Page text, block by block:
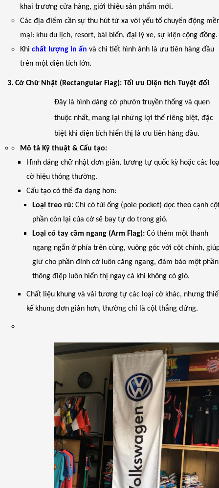
khai trương cửa hàng, giới thiệu sản phẩm mới.
Các địa điểm cần sự thu hút từ xa với yếu tố chuyển động
mại: khu du lịch, resort, bãi biển, đại lý xe, sự kiện cộng đồng.
Khichất lượng in ấn và chi tiết hình ảnh là ưu tiên hàng đầu
trên một diện tích lớn.
3. Cờ Chữ Nhật (Rectangular Flag): Tối ưu Diện tích Tuyệt đối
Đây là hình dáng cờ phướn truyền thống và quen
thuộc nhất, mang lại những lợi thế riêng biệt, đặc
biệt khi diện tích hiển thị là ưu tiên hàng đầu.
Mô tả Kỹ thuật & Cấu tạo:
Hình dáng chữ nhật đơn giản, tương tự quốc kỳ hoặc các
cờ hiệu thông thường.
Cấu tạo có thể đa dạng hơn:
Loại treo rủ: Chỉ có túi ống (pole pocket) dọc theo cạnh
phần còn lại của cờ sẽ bay tự do trong gió.
Loại có tay cầm ngang (Arm Flag): Có thêm một thanh
ngang ngắn ở phía trên cùng, vuông góc với cột chính,
giữ cho phần đỉnh cờ luôn căng ngang, đảm bảo một phần
thông điệp luôn hiển thị ngay cả khi không có gió.
Chất liệu khung và vải tương tự các loại cờ khác, nhưng
kế khung đơn giản hơn, thường chỉ là cột thẳng đứng.